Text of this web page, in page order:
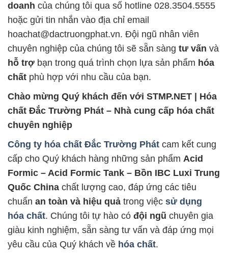
doanh của chúng tôi qua số hotline 028.3504.5555
hoặc gửi tin nhắn vào địa chỉ email
hoachat@dactruongphat.vn. Đội ngũ nhân viên
chuyên nghiệp của chúng tôi sẽ sẵn sàng tư vấn và
hỗ trợ bạn trong quá trình chọn lựa sản phẩm hóa
chất phù hợp với nhu cầu của bạn.
Chào mừng Quý khách đến với STMP.NET | Hóa
chất Đắc Trường Phát – Nhà cung cấp hóa chất
chuyên nghiệp
Công ty hóa chất Đắc Trường Phát cam kết cung
cấp cho Quý khách hàng những sản phẩm Acid
Formic – Acid Formic Tank – Bồn IBC Luxi Trung
Quốc China chất lượng cao, đáp ứng các tiêu
chuẩn an toàn và hiệu quả trong việc sử dụng
hóa chất. Chúng tôi tự hào có đội ngũ chuyên gia
giàu kinh nghiệm, sẵn sàng tư vấn và đáp ứng mọi
yêu cầu của Quý khách về hóa chất.